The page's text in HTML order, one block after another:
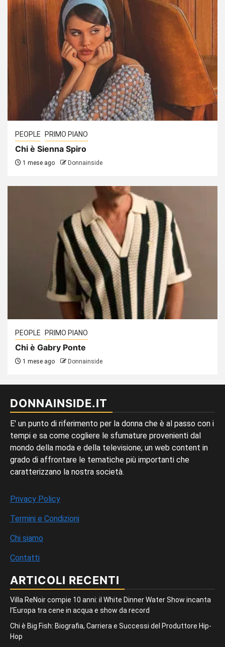
PEOPLE PRIMO PIANO
Chi è Sienna Spiro
1 mese ago Donnainside
PEOPLE PRIMO PIANO
Chi è Gabry Ponte
1 mese ago Donnainside
DONNAINSIDE.IT
E' un punto di riferimento per la donna che è al passo con i
tempi e sa come cogliere le sfumature provenienti dal
mondo della moda e della televisione; un web content in
grado di affrontare le tematiche più importanti che
caratterizzano la nostra società.
Privacy Policy
Termini e Condizioni
Chi siamo
Contatti
ARTICOLI RECENTI
Villa ReNoir compie 10 anni: il White Dinner Water Show incanta
l’Europa tra cene in acqua e show da record
Chi è Big Fish: Biografia, Carriera e Successi del Produttore Hip-
Hop